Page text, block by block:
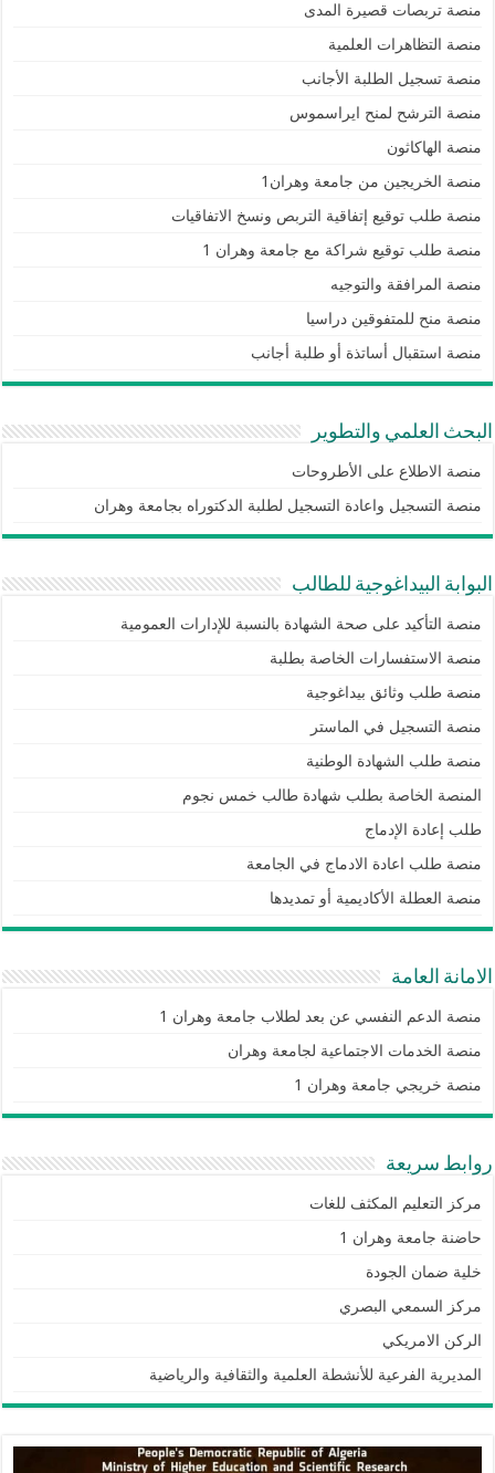
منصة تربصات قصيرة المدى
منصة التظاهرات العلمية
منصة تسجيل الطلبة الأجانب
منصة الترشح لمنح ايراسموس
منصة الهاكاثون
منصة الخريجين من جامعة وهران1
منصة طلب توقيع إتفاقية التربص ونسخ الاتفاقيات
منصة طلب توقيع شراكة مع جامعة وهران 1
منصة المرافقة والتوجيه
منصة منح للمتفوقين دراسيا
منصة استقبال أساتذة أو طلبة أجانب
البحث العلمي والتطوير
منصة الاطلاع على الأطروحات
منصة التسجيل واعادة التسجيل لطلبة الدكتوراه بجامعة وهران
البوابة البيداغوجية للطالب
منصة التأكيد على صحة الشهادة بالنسبة للإدارات العمومية
منصة الاستفسارات الخاصة بطلبة
منصة طلب وثائق بيداغوجية
منصة التسجيل في الماستر
منصة طلب الشهادة الوطنية
المنصة الخاصة بطلب شهادة طالب خمس نجوم
طلب إعادة الإدماج
منصة طلب اعادة الادماج في الجامعة
منصة العطلة الأكاديمية أو تمديدها
الامانة العامة
منصة الدعم النفسي عن بعد لطلاب جامعة وهران 1
منصة الخدمات الاجتماعية لجامعة وهران
منصة خريجي جامعة وهران 1
روابط سريعة
مركز التعليم المكثف للغات
حاضنة جامعة وهران 1
خلية ضمان الجودة
مركز السمعي البصري
الركن الامريكي
المديرية الفرعية للأنشطة العلمية والثقافية والرياضية